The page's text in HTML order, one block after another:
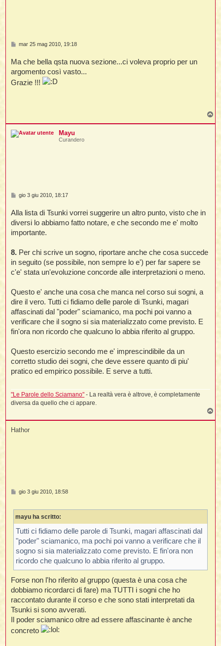
M
s
a
g
g
mar 25 mag 2010, 19:18
Ma che bella qsta nuova sezione...ci voleva proprio per un
argomento così vasto...
Grazie !!!
Mayu
Curandero
M
s
a
g
g
gio 3 giu 2010, 18:17
Alla lista di Tsunki vorrei suggerire un altro punto, visto che in
diversi lo abbiamo fatto notare, e che secondo me e' molto
importante.
8. Per chi scrive un sogno, riportare anche che cosa succede
in seguito (se possibile, non sempre lo e') per far sapere se
c'e' stata un'evoluzione concorde alle interpretazioni o meno.
Questo e' anche una cosa che manca nel corso sui sogni, a
dire il vero. Tutti ci fidiamo delle parole di Tsunki, magari
affascinati dal "poder" sciamanico, ma pochi poi vanno a
verificare che il sogno si sia materializzato come previsto. E
fin'ora non ricordo che qualcuno lo abbia riferito al gruppo.
Questo esercizio secondo me e' imprescindibile da un
corretto studio dei sogni, che deve essere quanto di piu'
pratico ed empirico possibile. E serve a tutti.
"Le Parole dello Sciamano" - La realtà vera è altrove, è completamente
diversa da quello che ci appare.
Hathor
M
s
a
g
g
o
gio 3 giu 2010, 18:58
mayu ha scritto:
Tutti ci fidiamo delle parole di Tsunki, magari affascinati dal
"poder" sciamanico, ma pochi poi vanno a verificare che il
sogno si sia materializzato come previsto. E fin'ora non
ricordo che qualcuno lo abbia riferito al gruppo.
Forse non l'ho riferito al gruppo (questa è una cosa che
dobbiamo ricordarci di fare) ma TUTTI i sogni che ho
raccontato durante il corso e che sono stati interpretati da
Tsunki si sono avverati.
Il poder sciamanico oltre ad essere affascinante è anche
concreto